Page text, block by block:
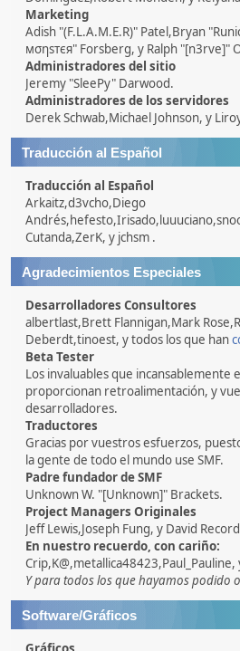
Marketing
Adish "(F.L.A.M.E.R)" Patel,Bryan
мσηѕтєя" Forsberg, y Ralph "[n3rve]"
Administradores del sitio
Jeremy "SleePy" Darwood.
Administradores de los servidores
Derek Schwab,Michael Johnson, y
Traducción al Español
Traducción al Español
Arkaitz,d3vcho,Diego
Cutanda,ZerK, y jchsm .
Agradecimientos Especiales
Desarrolladores Consultores
albertlast,Brett Flannigan,Mark
Deberdt,tinoest, y todos los que han
Beta Tester
Los invaluables que incansablemente
proporcionan retroalimentación, y
desarrolladores.
Traductores
Gracias por vuestros esfuerzos,
la gente de todo el mundo use SMF.
Padre fundador de SMF
Unknown W. "[Unknown]" Brackets.
Project Managers Originales
Jeff Lewis,Joseph Fung, y David
En nuestro recuerdo, con cariño:
Crip,K@,metallica48423,Paul_Pauline,
Y para todos los que hayamos podido
Software/Gráficos